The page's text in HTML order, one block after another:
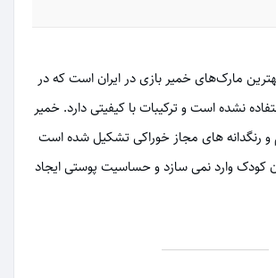
مارک‌های خمیر بازی در ایران است که در
نشده است و ترکیبات با کیفیتی دارد. خمیر
و رنگدانه های مجاز خوراکی تشکیل شده است
کودک وارد نمی سازد و حساسیت پوستی ایجاد